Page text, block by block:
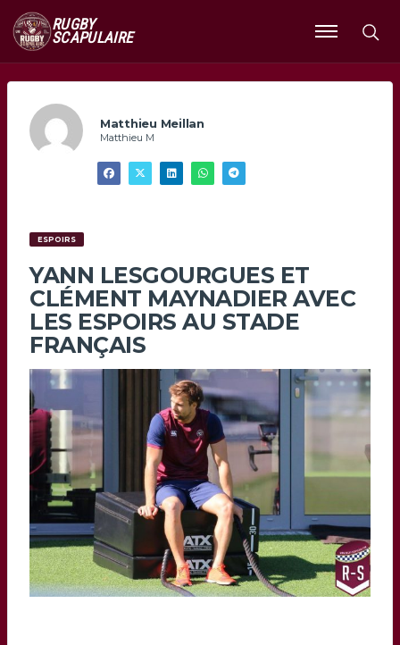
RUGBY
SCAPULAIRE
Ouvrir
le
Matthieu Meillan
Matthieu M
ESPOIRS
YANN LESGOURGUES ET
CLÉMENT MAYNADIER AVEC
LES ESPOIRS AU STADE
FRANÇAIS